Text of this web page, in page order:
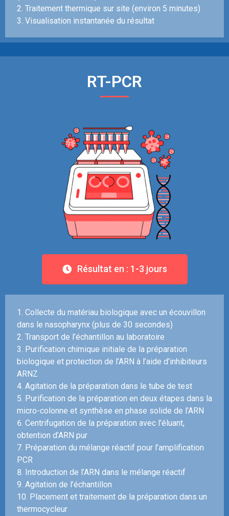
2. Traitement thermique sur site (environ 5 minutes)
3. Visualisation instantanée du résultat
RT-PCR
Résultat en : 1-3 jours​
1. Collecte du matériau biologique avec un écouvillon
dans le nasopharynx (plus de 30 secondes)
2. Transport de l’échantillon au laboratoire
3. Purification chimique initiale de la préparation
biologique et protection de l’ARN à l’aide d’inhibiteurs
ARNZ
4. Agitation de la préparation dans le tube de test
5. Purification de la préparation en deux étapes dans la
micro-colonne et synthèse en phase solide de l’ARN
6. Centrifugation de la préparation avec l’éluant,
obtention d’ARN pur
7. Préparation du mélange réactif pour l’amplification
PCR
8. Introduction de l’ARN dans le mélange réactif
9. Agitation de l’échantillon
10. Placement et traitement de la préparation dans un
thermocycleur